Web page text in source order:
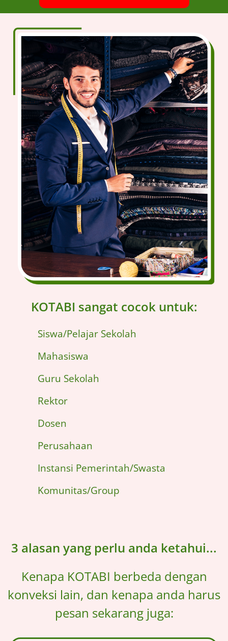
KOTABI sangat cocok untuk:
Siswa/Pelajar Sekolah
Mahasiswa
Guru Sekolah
Rektor
Dosen
Perusahaan
Instansi Pemerintah/Swasta
Komunitas/Group
3 alasan yang perlu anda ketahui...
Kenapa KOTABI berbeda dengan
konveksi lain, dan kenapa anda harus
pesan sekarang juga: